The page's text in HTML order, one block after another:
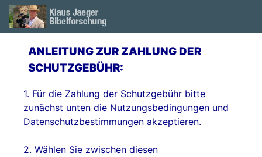
ANLEITUNG ZUR ZAHLUNG DER
SCHUTZGEBÜHR:
1. Für die Zahlung der Schutzgebühr bitte
zunächst unten die Nutzungsbedingungen und
Datenschutzbestimmungen akzeptieren.
2. Wählen Sie zwischen diesen